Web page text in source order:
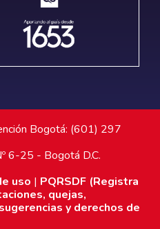
Bogotá: (601) 297
6-25 - Bogotá D.C.
uso | PQRSDF (Registra
quejas,
y derechos de